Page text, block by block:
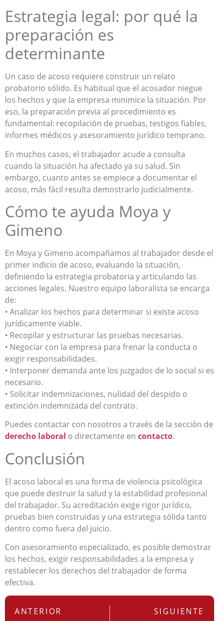
Estrategia legal: por qué la
preparación es
determinante
Un caso de acoso requiere construir un relato
probatorio sólido. Es habitual que el acosador niegue
los hechos y que la empresa minimice la situación. Por
eso, la preparación previa al procedimiento es
fundamental: recopilación de pruebas, testigos fiables,
informes médicos y asesoramiento jurídico temprano.
En muchos casos, el trabajador acude a consulta
cuando la situación ha afectado ya su salud. Sin
embargo, cuanto antes se empiece a documentar el
acoso, más fácil resulta demostrarlo judicialmente.
Cómo te ayuda Moya y
Gimeno
En Moya y Gimeno acompañamos al trabajador desde el
primer indicio de acoso, evaluando la situación,
definiendo la estrategia probatoria y articulando las
acciones legales. Nuestro equipo laboralista se encarga
de:
• Analizar los hechos para determinar si existe acoso
jurídicamente viable.
• Recopilar y estructurar las pruebas necesarias.
• Negociar con la empresa para frenar la conducta o
exigir responsabilidades.
• Interponer demanda ante los juzgados de lo social si es
necesario.
• Solicitar indemnizaciones, nulidad del despido o
extinción indemnizada del contrato.
Puedes contactar con nosotros a través de la sección de
derecho laboral o directamente en contacto.
Conclusión
El acoso laboral es una forma de violencia psicológica
que puede destruir la salud y la estabilidad profesional
del trabajador. Su acreditación exige rigor jurídico,
pruebas bien construidas y una estrategia sólida tanto
dentro como fuera del juicio.
Con asesoramiento especializado, es posible demostrar
los hechos, exigir responsabilidades a la empresa y
restablecer los derechos del trabajador de forma
efectiva.
ANTERIOR SIGUIENTE